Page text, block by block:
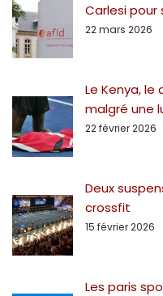
Carlesi
22 mars 2026
Le Kenya,
malgré une
22 février 2026
Deux
crossfit
15 février 2026
Les paris